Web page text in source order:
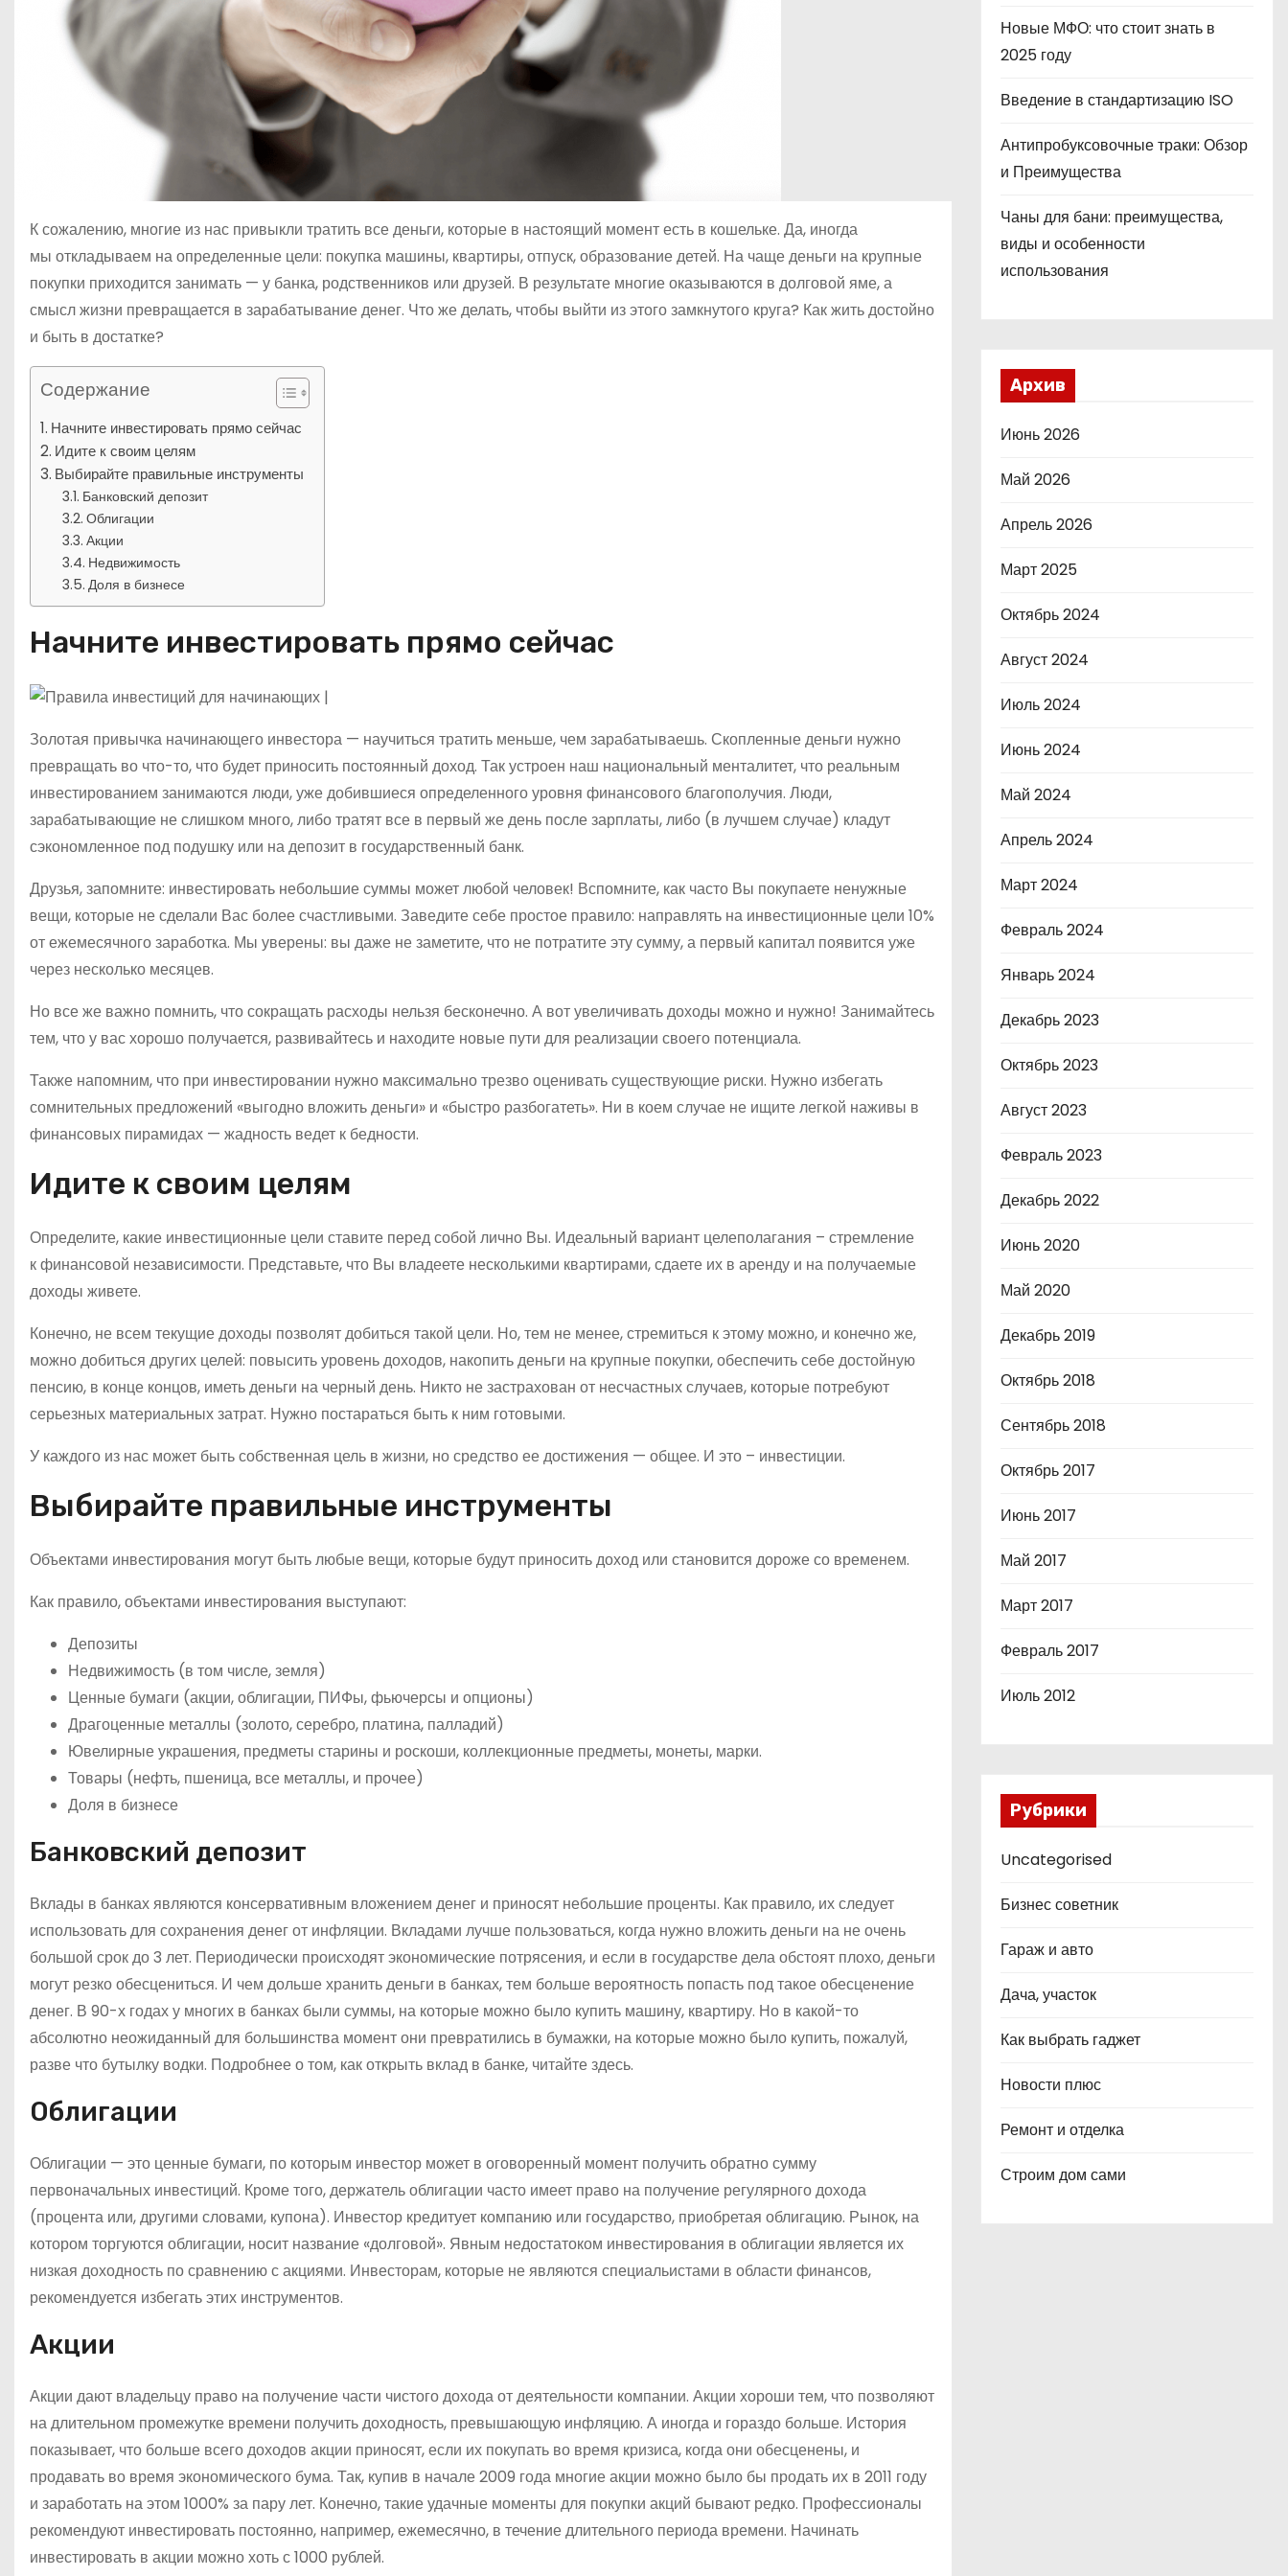
К сожалению, многие из нас привыкли тратить все деньги, которые в настоящий момент есть в кошельке. Да, иногда
мы откладываем на определенные цели: покупка машины, квартиры, отпуск, образование детей. На чаще деньги на крупные
покупки приходится занимать — у банка, родственников или друзей. В результате многие оказываются в долговой яме, а
смысл жизни превращается в зарабатывание денег. Что же делать, чтобы выйти из этого замкнутого круга? Как жить достойно
и быть в достатке?
Содержание
Начните инвестировать прямо сейчас
Идите к своим целям
Выбирайте правильные инструменты
Банковский депозит
Облигации
Акции
Недвижимость
Доля в бизнесе
Начните инвестировать прямо сейчас
Золотая привычка начинающего инвестора — научиться тратить меньше, чем зарабатываешь. Скопленные деньги нужно
превращать во что-то, что будет приносить постоянный доход. Так устроен наш национальный менталитет, что реальным
инвестированием занимаются люди, уже добившиеся определенного уровня финансового благополучия. Люди,
зарабатывающие не слишком много, либо тратят все в первый же день после зарплаты, либо (в лучшем случае) кладут
сэкономленное под подушку или на депозит в государственный банк.
Друзья, запомните: инвестировать небольшие суммы может любой человек! Вспомните, как часто Вы покупаете ненужные
вещи, которые не сделали Вас более счастливыми. Заведите себе простое правило: направлять на инвестиционные цели 10%
от ежемесячного заработка. Мы уверены: вы даже не заметите, что не потратите эту сумму, а первый капитал появится уже
через несколько месяцев.
Но все же важно помнить, что сокращать расходы нельзя бесконечно. А вот увеличивать доходы можно и нужно! Занимайтесь
тем, что у вас хорошо получается, развивайтесь и находите новые пути для реализации своего потенциала.
Также напомним, что при инвестировании нужно максимально трезво оценивать существующие риски. Нужно избегать
сомнительных предложений «выгодно вложить деньги» и «быстро разбогатеть». Ни в коем случае не ищите легкой наживы в
финансовых пирамидах — жадность ведет к бедности.
Идите к своим целям
Определите, какие инвестиционные цели ставите перед собой лично Вы. Идеальный вариант целеполагания – стремление
к финансовой независимости. Представьте, что Вы владеете несколькими квартирами, сдаете их в аренду и на получаемые
доходы живете.
Конечно, не всем текущие доходы позволят добиться такой цели. Но, тем не менее, стремиться к этому можно, и конечно же,
можно добиться других целей: повысить уровень доходов, накопить деньги на крупные покупки, обеспечить себе достойную
пенсию, в конце концов, иметь деньги на черный день. Никто не застрахован от несчастных случаев, которые потребуют
серьезных материальных затрат. Нужно постараться быть к ним готовыми.
У каждого из нас может быть собственная цель в жизни, но средство ее достижения — общее. И это – инвестиции.
Выбирайте правильные инструменты
Объектами инвестирования могут быть любые вещи, которые будут приносить доход или становится дороже со временем.
Как правило, объектами инвестирования выступают:
Депозиты
Недвижимость (в том числе, земля)
Ценные бумаги (акции, облигации, ПИФы, фьючерсы и опционы)
Драгоценные металлы (золото, серебро, платина, палладий)
Ювелирные украшения, предметы старины и роскоши, коллекционные предметы, монеты, марки.
Товары (нефть, пшеница, все металлы, и прочее)
Доля в бизнесе
Банковский депозит
Вклады в банках являются консервативным вложением денег и приносят небольшие проценты. Как правило, их следует
использовать для сохранения денег от инфляции. Вкладами лучше пользоваться, когда нужно вложить деньги на не очень
большой срок до 3 лет. Периодически происходят экономические потрясения, и если в государстве дела обстоят плохо, деньги
могут резко обесцениться. И чем дольше хранить деньги в банках, тем больше вероятность попасть под такое обесценение
денег. В 90-х годах у многих в банках были суммы, на которые можно было купить машину, квартиру. Но в какой-то
абсолютно неожиданный для большинства момент они превратились в бумажки, на которые можно было купить, пожалуй,
разве что бутылку водки. Подробнее о том, как открыть вклад в банке, читайте здесь.
Облигации
Облигации — это ценные бумаги, по которым инвестор может в оговоренный момент получить обратно сумму
первоначальных инвестиций. Кроме того, держатель облигации часто имеет право на получение регулярного дохода
(процента или, другими словами, купона). Инвестор кредитует компанию или государство, приобретая облигацию. Рынок, на
котором торгуются облигации, носит название «долговой». Явным недостатоком инвестирования в облигации является их
низкая доходность по сравнению с акциями. Инвесторам, которые не являются специальистами в области финансов,
рекомендуется избегать этих инструментов.
Акции
Акции дают владельцу право на получение части чистого дохода от деятельности компании. Акции хороши тем, что позволяют
на длительном промежутке времени получить доходность, превышающую инфляцию. А иногда и гораздо больше. История
показывает, что больше всего доходов акции приносят, если их покупать во время кризиса, когда они обесценены, и
продавать во время экономического бума. Так, купив в начале 2009 года многие акции можно было бы продать их в 2011 году
и заработать на этом 1000% за пару лет. Конечно, такие удачные моменты для покупки акций бывают редко. Профессионалы
рекомендуют инвестировать постоянно, например, ежемесячно, в течение длительного периода времени. Начинать
инвестировать в акции можно хоть с 1000 рублей.
Новые МФО: что стоит знать в
2025 году
Введение в стандартизацию ISO
Антипробуксовочные траки: Обзор
и Преимущества
Чаны для бани: преимущества,
виды и особенности
использования
Архив
Июнь 2026
Май 2026
Апрель 2026
Март 2025
Октябрь 2024
Август 2024
Июль 2024
Июнь 2024
Май 2024
Апрель 2024
Март 2024
Февраль 2024
Январь 2024
Декабрь 2023
Октябрь 2023
Август 2023
Февраль 2023
Декабрь 2022
Июнь 2020
Май 2020
Декабрь 2019
Октябрь 2018
Сентябрь 2018
Октябрь 2017
Июнь 2017
Май 2017
Март 2017
Февраль 2017
Июль 2012
Рубрики
Uncategorised
Бизнес советник
Гараж и авто
Дача, участок
Как выбрать гаджет
Новости плюс
Ремонт и отделка
Строим дом сами